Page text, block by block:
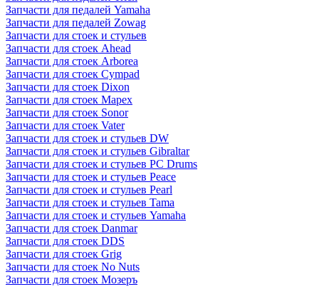
Запчасти для педалей Yamaha
Запчасти для педалей Zowag
Запчасти для стоек и стульев
Запчасти для стоек Ahead
Запчасти для стоек Arborea
Запчасти для стоек Cympad
Запчасти для стоек Dixon
Запчасти для стоек Mapex
Запчасти для стоек Sonor
Запчасти для стоек Vater
Запчасти для стоек и стульев DW
Запчасти для стоек и стульев Gibraltar
Запчасти для стоек и стульев PC Drums
Запчасти для стоек и стульев Peace
Запчасти для стоек и стульев Pearl
Запчасти для стоек и стульев Tama
Запчасти для стоек и стульев Yamaha
Запчасти для стоек Danmar
Запчасти для стоек DDS
Запчасти для стоек Grig
Запчасти для стоек No Nuts
Запчасти для стоек Мозеръ